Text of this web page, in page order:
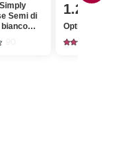
Semi di
1.20
Optigal Ali di